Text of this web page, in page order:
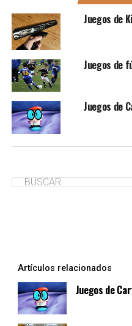
Juegos de
Juegos de
Juegos de
Artículos relacionados
Juegos de